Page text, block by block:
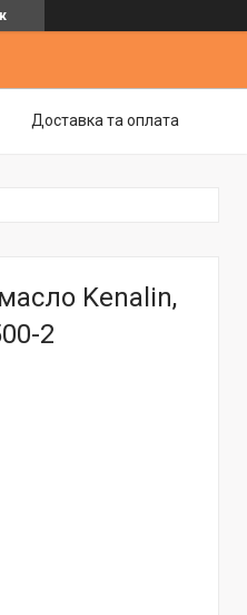
Доставка та оплата
Kenalin,
2